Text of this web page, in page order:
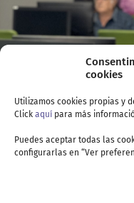
cookies
Utilizamos cookies propias y
Click aquí para más
Puedes aceptar todas las
configurarlas en “Ver